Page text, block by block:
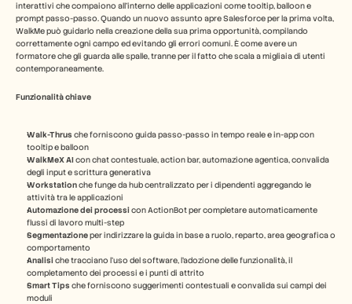
interattivi che compaiono all'interno delle applicazioni come tooltip, balloon e
prompt passo-passo. Quando un nuovo assunto apre Salesforce per la prima volta,
WalkMe può guidarlo nella creazione della sua prima opportunità, compilando
correttamente ogni campo ed evitando gli errori comuni. È come avere un
formatore che gli guarda alle spalle, tranne per il fatto che scala a migliaia di utenti
contemporaneamente.
Funzionalità chiave
Walk-Thrus che forniscono guida passo-passo in tempo reale e in-app con
tooltip e balloon
WalkMeX AI con chat contestuale, action bar, automazione agentica, convalida
degli input e scrittura generativa
Workstation che funge da hub centralizzato per i dipendenti aggregando le
attività tra le applicazioni
Automazione dei processi con ActionBot per completare automaticamente
flussi di lavoro multi-step
Segmentazione per indirizzare la guida in base a ruolo, reparto, area geografica o
comportamento
Analisi che tracciano l'uso del software, l'adozione delle funzionalità, il
completamento dei processi e i punti di attrito
Smart Tips che forniscono suggerimenti contestuali e convalida sui campi dei
moduli